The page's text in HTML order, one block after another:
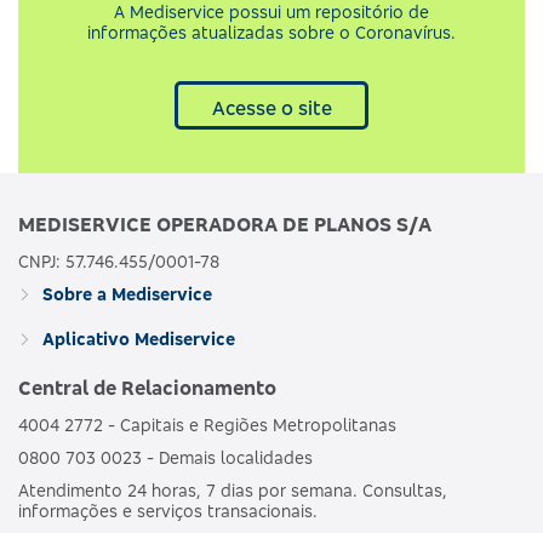
A Mediservice possui um repositório de
informações atualizadas sobre o Coronavírus.
Acesse o site
MEDISERVICE OPERADORA DE PLANOS S/A
CNPJ: 57.746.455/0001-78
Sobre a Mediservice
Aplicativo Mediservice
Central de Relacionamento
4004 2772 - Capitais e Regiões Metropolitanas
0800 703 0023 - Demais localidades
Atendimento 24 horas, 7 dias por semana. Consultas,
informações e serviços transacionais.